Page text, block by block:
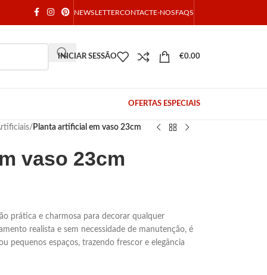
NEWSLETTERCONTACTE-NOSFAQS
INICIAR SESSÃO €0.00
OFERTAS ESPECIAIS
/ Planta artificial em vaso 23cm
vaso 23cm
prática e charmosa para decorar qualquer
realista e sem necessidade de manutenção, é
pequenos espaços, trazendo frescor e elegância